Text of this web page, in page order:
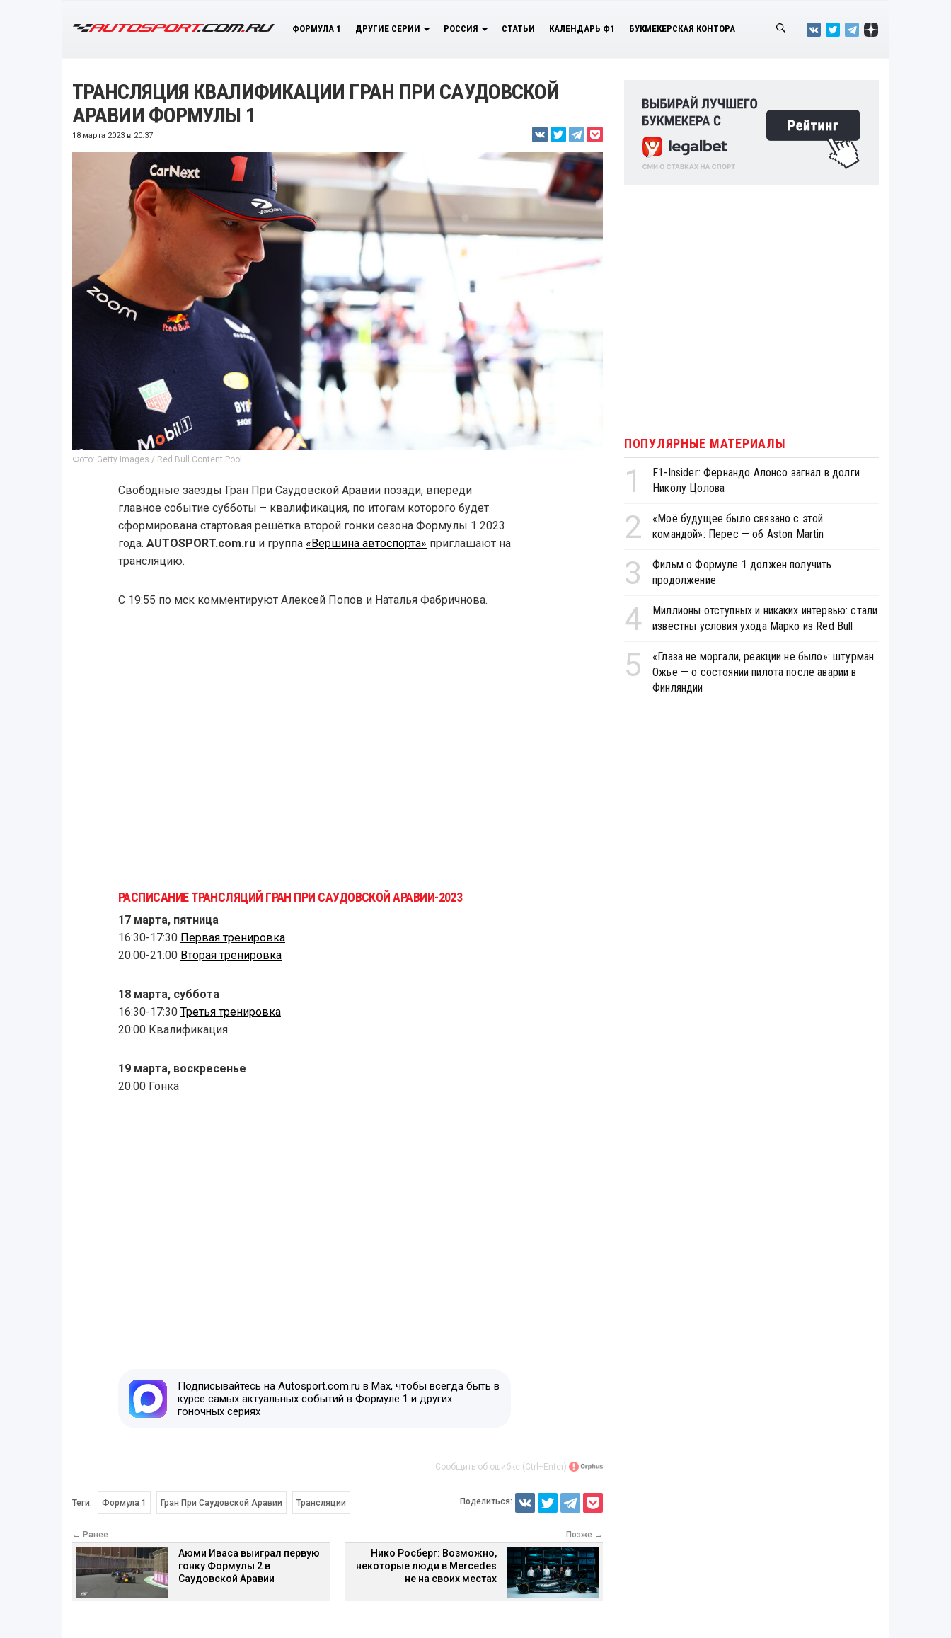
ФОРМУЛА 1 ДРУГИЕ СЕРИИ РОССИЯ СТАТЬИ КАЛЕНДАРЬ Ф1 БУКМЕКЕРСКАЯ КОНТОРА
ТРАНСЛЯЦИЯ КВАЛИФИКАЦИИ ГРАН ПРИ САУДОВСКОЙ
АРАВИИ ФОРМУЛЫ 1
18 марта 2023 в 20:37
Фото: Getty Images / Red Bull Content Pool
Свободные заезды Гран При Саудовской Аравии позади, впереди
главное событие субботы – квалификация, по итогам которого будет
сформирована стартовая решётка второй гонки сезона Формулы 1 2023
года. AUTOSPORT.com.ruи группа «Вершина автоспорта» приглашают на
трансляцию.
С 19:55 по мск комментируют Алексей Попов и Наталья Фабричнова.
РАСПИСАНИЕ ТРАНСЛЯЦИЙ ГРАН ПРИ САУДОВСКОЙ АРАВИИ-2023
17 марта, пятница
16:30-17:30 Первая тренировка
20:00-21:00 Вторая тренировка
18 марта, суббота
16:30-17:30 Третья тренировка
20:00 Квалификация
19 марта, воскресенье
20:00 Гонка
Подписывайтесь на Autosport.com.ru в Max, чтобы всегда быть в
курсе самых актуальных событий в Формуле 1 и других
гоночных сериях
Сообщить об ошибке (Ctrl+Enter)
Теги: Формула 1 Гран При Саудовской Аравии Трансляции Поделиться:
← Ранее
Аюми Иваса выиграл первую
гонку Формулы 2 в
Саудовской Аравии
Позже →
Нико Росберг: Возможно,
некоторые люди в Mercedes
не на своих местах
ПОПУЛЯРНЫЕ МАТЕРИАЛЫ
1
F1-Insider: Фернандо Алонсо загнал в долги
Николу Цолова
2
«Моё будущее было связано с этой
командой»: Перес — об Aston Martin
3
Фильм о Формуле 1 должен получить
продолжение
4
Миллионы отступных и никаких интервью: стали
известны условия ухода Марко из Red Bull
5
«Глаза не моргали, реакции не было»: штурман
Ожье — о состоянии пилота после аварии в
Финляндии